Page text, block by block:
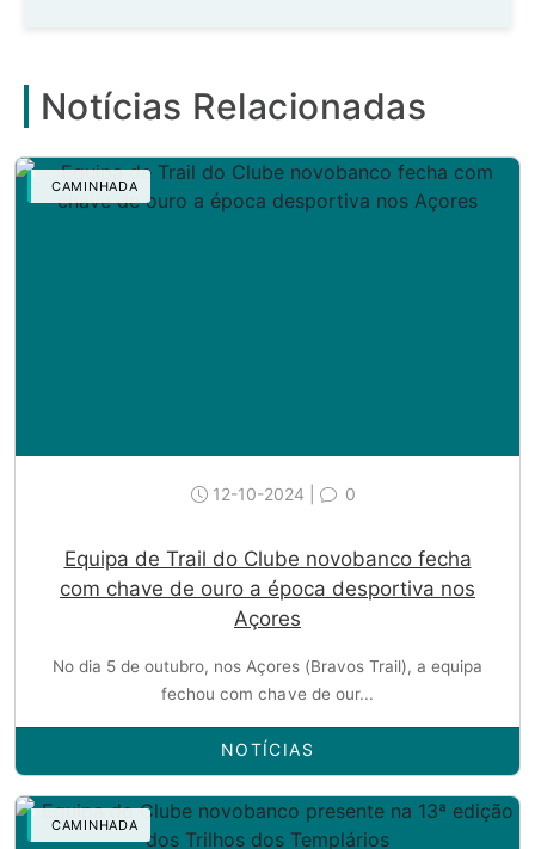
Notícias Relacionadas
CAMINHADA
12-10-2024 | 0
Equipa de Trail do Clube novobanco fecha
com chave de ouro a época desportiva nos
Açores
No dia 5 de outubro, nos Açores (Bravos Trail), a equipa
fechou com chave de our...
NOTÍCIAS
CAMINHADA